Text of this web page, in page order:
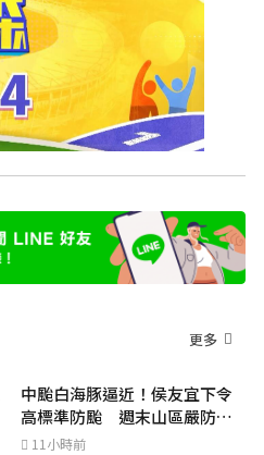
更多
中颱白海豚逼近！侯友宜下令
高標準防颱 週末山區嚴防豪
大雨
11小時前